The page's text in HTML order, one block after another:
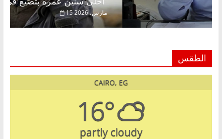
22 فبراير، 2026
الطقس
CAIRO, EG
16°
partly cloudy